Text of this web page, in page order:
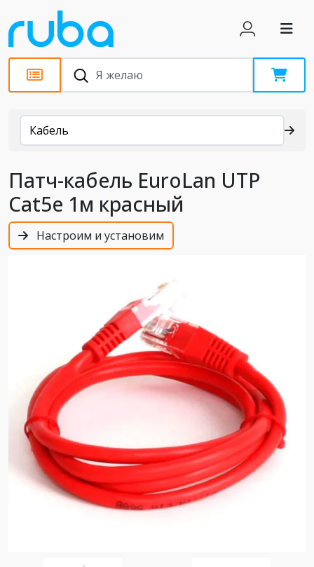
Каталог
Кабель
Патч-кабель EuroLan UTP
Cat5e 1м красный
Настроим и установим